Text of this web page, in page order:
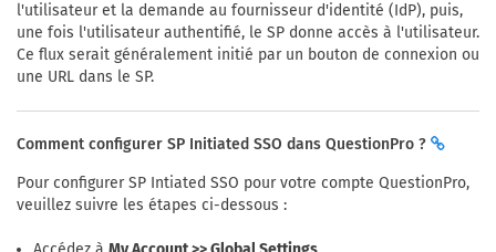
l'utilisateur et la demande au fournisseur d'identité (IdP), puis,
une fois l'utilisateur authentifié, le SP donne accès à l'utilisateur.
Ce flux serait généralement initié par un bouton de connexion ou
une URL dans le SP.
Comment configurer SP Initiated SSO dans QuestionPro ?
Pour configurer SP Intiated SSO pour votre compte QuestionPro,
veuillez suivre les étapes ci-dessous :